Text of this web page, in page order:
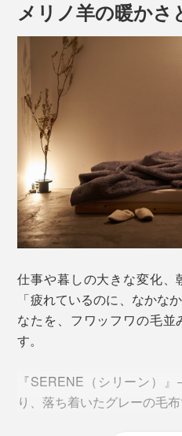
メリノ羊の暖かさ
仕事や暮しの大きな変化、
「疲れているのに、なか
なたを、フワッフワの毛並
す。
『SERENE（シリーン）
り、落ち着いたグレーの毛布